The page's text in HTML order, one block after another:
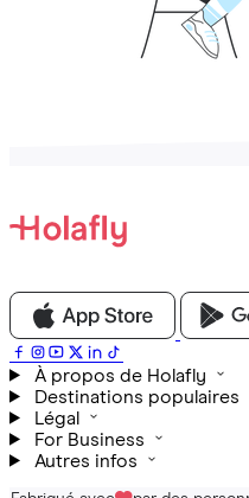
À propos de Holafly
Destinations populaires
Légal
For Business
Autres infos